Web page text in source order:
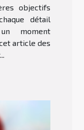
objectifs
détail
moment
article des